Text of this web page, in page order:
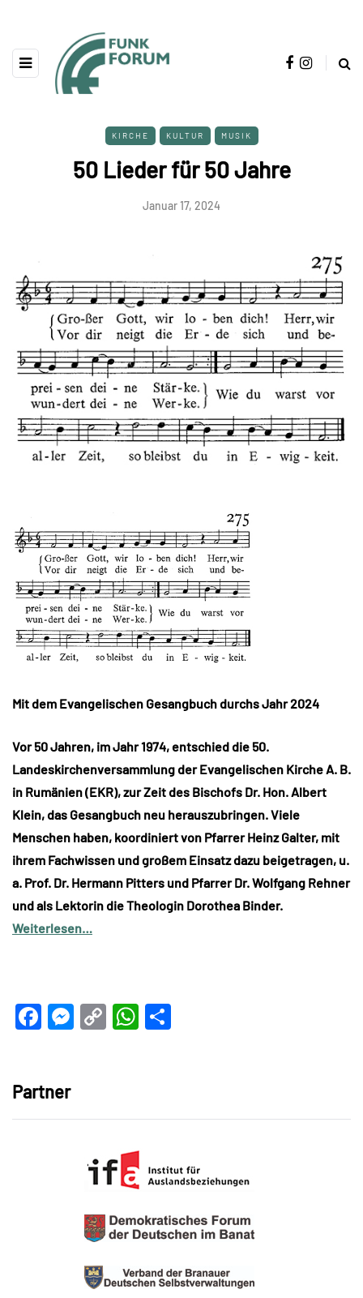
KIRCHE KULTUR MUSIK
50 Lieder für 50 Jahre
Januar 17, 2024
Mit dem Evangelischen Gesangbuch durchs Jahr 2024
Vor 50 Jahren, im Jahr 1974, entschied die 50.
Landeskirchenversammlung der Evangelischen Kirche A. B.
in Rumänien (EKR), zur Zeit des Bischofs Dr. Hon. Albert
Klein, das Gesangbuch neu herauszubringen. Viele
Menschen haben, koordiniert von Pfarrer Heinz Galter, mit
ihrem Fachwissen und großem Einsatz dazu beigetragen, u.
a. Prof. Dr. Hermann Pitters und Pfarrer Dr. Wolfgang Rehner
und als Lektorin die Theologin Dorothea Binder.
Weiterlesen…
Facebook
Messenger
CopyWhatsApp
Partner